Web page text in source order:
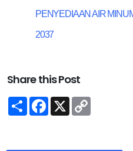
PENYEDIAAN AIR
2037
Share this Post
Share Facebook
X